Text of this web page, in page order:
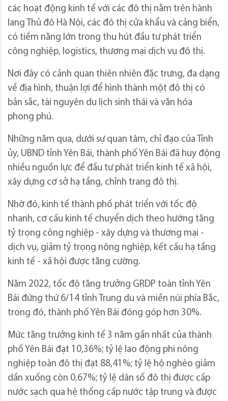
các hoạt động kinh tế với các đô thị nằm trên hành
lang Thủ đô Hà Nội, các đô thị cửa khẩu và cảng biển,
có tiềm năng lớn trong thu hút đầu tư phát triển
công nghiệp, logistics, thương mại dịch vụ đô thị.
Nơi đây có cảnh quan thiên nhiên đặc trưng, đa dạng
về địa hình, thuận lợi để hình thành một đô thị có
bản sắc, tài nguyên du lịch sinh thái và văn hóa
phong phú.
Những năm qua, dưới sự quan tâm, chỉ đạo của Tỉnh
ủy, UBND tỉnh Yên Bái, thành phố Yên Bái đã huy động
nhiều nguồn lực để đầu tư phát triển kinh tế xã hội,
xây dựng cơ sở hạ tầng, chỉnh trang đô thị.
Nhờ đó, kinh tế thành phố phát triển với tốc độ
nhanh, cơ cấu kinh tế chuyển dịch theo hướng tăng
tỷ trọng công nghiệp - xây dựng và thương mại -
dịch vụ, giảm tỷ trọng nông nghiệp, kết cấu hạ tầng
kinh tế - xã hội được tăng cường.
Năm 2022, tốc độ tăng trưởng GRDP toàn tỉnh Yên
Bái đứng thứ 6/14 tỉnh Trung du và miền núi phía Bắc,
trong đó, thành phố Yên Bái đóng góp hơn 30%.
Mức tăng trưởng kinh tế 3 năm gần nhất của thành
phố Yên Bái đạt 10,36%; tỷ lệ lao động phi nông
nghiệp toàn đô thị đạt 88,41%; tỷ lệ hộ nghèo giảm
dần xuống còn 0,67%; tỷ lệ dân số đô thị được cấp
nước sạch qua hệ thống cấp nước tập trung và được